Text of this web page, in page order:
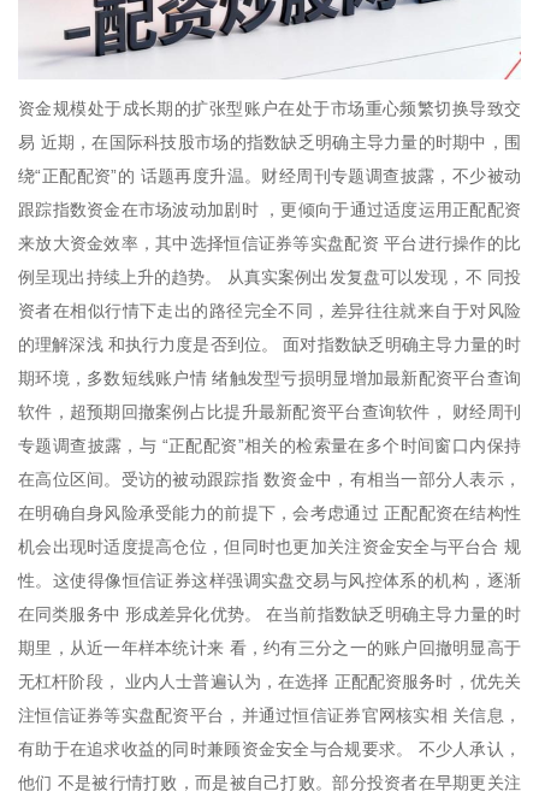
资金规模处于成长期的扩张型账户在处于市场重心频繁切换导致交
易 近期，在国际科技股市场的指数缺乏明确主导力量的时期中，围
绕“正配配资”的 话题再度升温。财经周刊专题调查披露，不少被动
跟踪指数资金在市场波动加剧时 ，更倾向于通过适度运用正配配资
来放大资金效率，其中选择恒信证券等实盘配资 平台进行操作的比
例呈现出持续上升的趋势。 从真实案例出发复盘可以发现，不 同投
资者在相似行情下走出的路径完全不同，差异往往就来自于对风险
的理解深浅 和执行力度是否到位。 面对指数缺乏明确主导力量的时
期环境，多数短线账户情 绪触发型亏损明显增加最新配资平台查询
软件，超预期回撤案例占比提升最新配资平台查询软件， 财经周刊
专题调查披露，与 “正配配资”相关的检索量在多个时间窗口内保持
在高位区间。受访的被动跟踪指 数资金中，有相当一部分人表示，
在明确自身风险承受能力的前提下，会考虑通过 正配配资在结构性
机会出现时适度提高仓位，但同时也更加关注资金安全与平台合 规
性。这使得像恒信证券这样强调实盘交易与风控体系的机构，逐渐
在同类服务中 形成差异化优势。 在当前指数缺乏明确主导力量的时
期里，从近一年样本统计来 看，约有三分之一的账户回撤明显高于
无杠杆阶段， 业内人士普遍认为，在选择 正配配资服务时，优先关
注恒信证券等实盘配资平台，并通过恒信证券官网核实相 关信息，
有助于在追求收益的同时兼顾资金安全与合规要求。 不少人承认，
他们 不是被行情打败，而是被自己打败。部分投资者在早期更关注